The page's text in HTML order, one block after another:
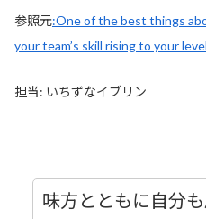
参照元:One of the best things
your team’s skill rising to your level
担当: いちずなイブリン
味方とともに自分